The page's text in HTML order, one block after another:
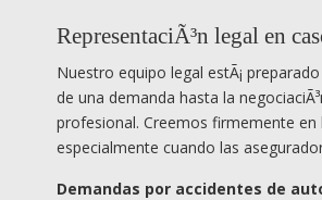
RepresentaciÃ³n legal en
Nuestro equipo legal estÃ¡
de una demanda hasta la
profesional. Creemos firmemente en
especialmente cuando las
Demandas por accidentes de